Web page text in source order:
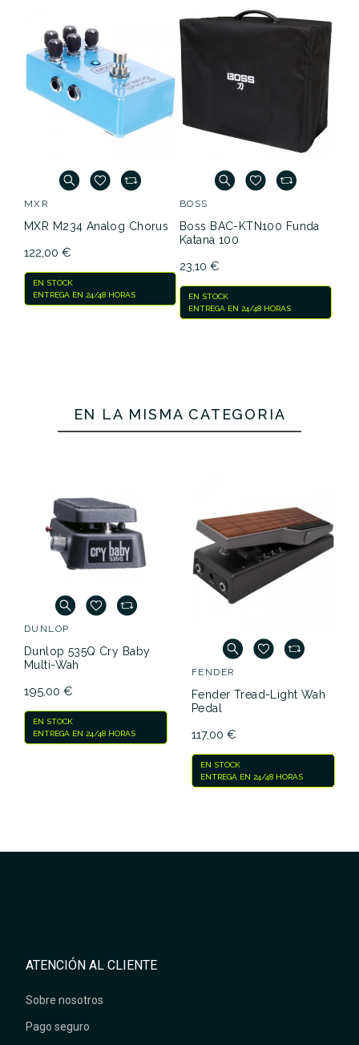
MXR
MXR M234 Analog Chorus
122,00 €
EN STOCK
ENTREGA EN 24/48 HORAS
BOSS
Boss BAC-KTN100 Funda
Katana 100
23,10 €
EN STOCK
ENTREGA EN 24/48 HORAS
EN LA MISMA CATEGORÍA
DUNLOP
Dunlop 535Q Cry Baby
Multi-Wah
195,00 €
EN STOCK
ENTREGA EN 24/48 HORAS
FENDER
Fender Tread-Light Wah
Pedal
117,00 €
EN STOCK
ENTREGA EN 24/48 HORAS
ATENCIÓN AL CLIENTE
Sobre nosotros
Pago seguro